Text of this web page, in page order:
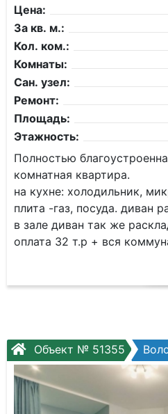
Цена:
За кв. м.:
Кол. ком.:
Комнаты:
Сан. узел:
Ремонт:
Площадь:
Этажность:
Полностью
комнатная квартира.
на кухне: холодильник,
плита -газ, посуда. диван
в зале диван так же
оплата 32 т.р + вся
Объект № 51355